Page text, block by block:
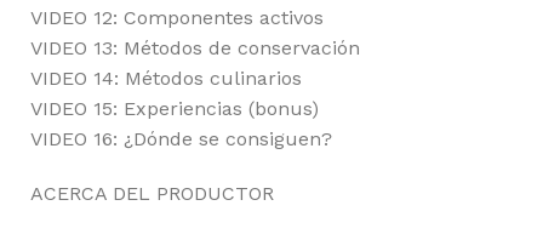
VIDEO 12: Componentes activos
VIDEO 13: Métodos de conservación
VIDEO 14: Métodos culinarios
VIDEO 15: Experiencias (bonus)
VIDEO 16: ¿Dónde se consiguen?
ACERCA DEL PRODUCTOR